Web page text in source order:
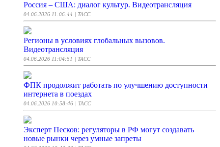
Россия – США: диалог культур. Видеотрансляция
04.06.2026 11:06:44 | ТАСС
Регионы в условиях глобальных вызовов.
Видеотрансляция
04.06.2026 11:04:51 | ТАСС
ФПК продолжит работать по улучшению доступности
интернета в поездах
04.06.2026 10:58:46 | ТАСС
Эксперт Песков: регуляторы в РФ могут создавать
новые рынки через умные запреты